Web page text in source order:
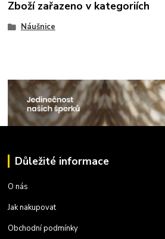
Zboží zařazeno v kategoriích
Náušnice
Důležité informace
O nás
Jak nakupovat
Obchodní podmínky